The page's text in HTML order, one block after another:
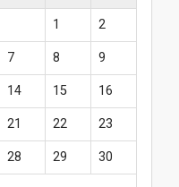
1 2
7 8 9
14 15 16
21 22 23
28 29 30